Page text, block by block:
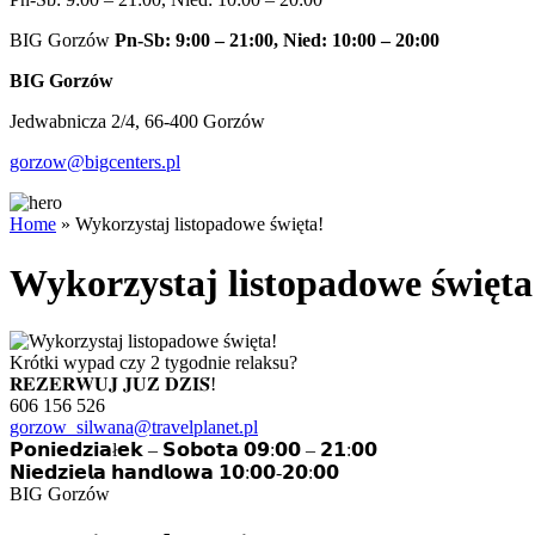
BIG Gorzów Pn-Sb: 9:00 – 21:00, Nied: 10:00 – 20:00
BIG Gorzów
Jedwabnicza 2/4, 66-400 Gorzów
gorzow@bigcenters.pl
Home » Wykorzystaj listopadowe święta!
Wykorzystaj listopadowe
Krótki wypad czy 2 tygodnie relaksu?
𝐑𝐄𝐙𝐄𝐑𝐖𝐔𝐉 𝐉𝐔𝐙̇ 𝐃𝐙𝐈𝐒́!
606 156 526
gorzow_silwana@travelplanet.pl
𝗣𝗼𝗻𝗶𝗲𝗱𝘇𝗶𝗮ł𝗲𝗸 – 𝗦𝗼𝗯𝗼𝘁𝗮 𝟬𝟵:𝟬𝟬 – 𝟮𝟭:𝟬𝟬
𝗡𝗶𝗲𝗱𝘇𝗶𝗲𝗹𝗮 𝗵𝗮𝗻𝗱𝗹𝗼𝘄𝗮 𝟭𝟬:𝟬𝟬-𝟮𝟬:𝟬𝟬
BIG Gorzów